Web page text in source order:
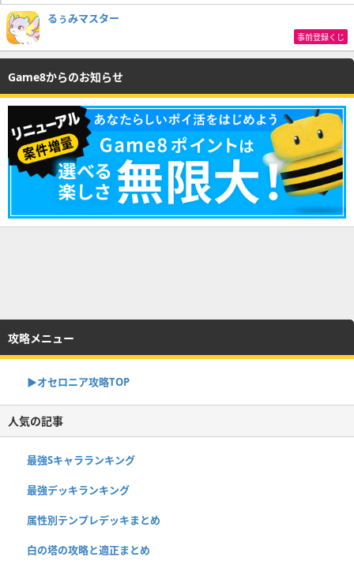
るぅみマスター
事前登録くじ
Game8からのお知らせ
攻略メニュー
▶︎オセロニア攻略TOP
人気の記事
最強Sキャラランキング
最強デッキランキング
属性別テンプレデッキまとめ
白の塔の攻略と適正まとめ